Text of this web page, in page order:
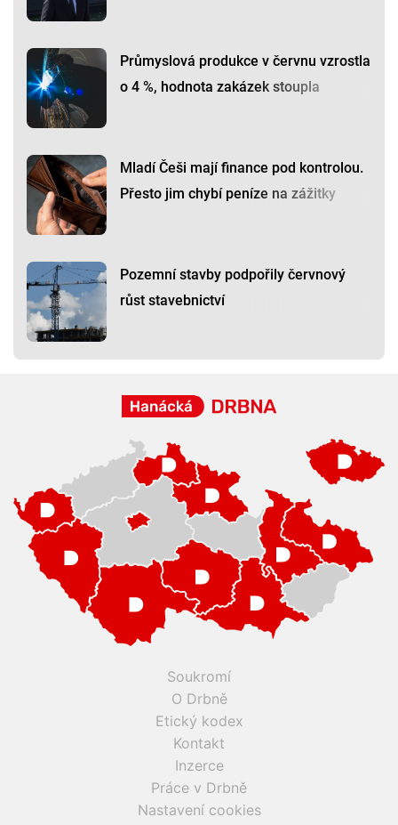
Průmyslová produkce v červnu vzrostla
o 4 %, hodnota zakázek stoupla
Mladí Češi mají finance pod kontrolou.
Přesto jim chybí peníze na zážitky
Pozemní stavby podpořily červnový
růst stavebnictví
Soukromí
O Drbně
Etický kodex
Kontakt
Inzerce
Práce v Drbně
Nastavení cookies